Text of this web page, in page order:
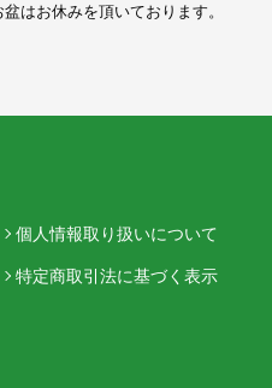
はお休みを頂いております。
個人情報取り扱いについて
特定商取引法に基づく表示